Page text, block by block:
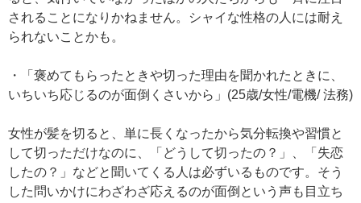
されることになりかねません。シャイな性格の人には耐え
られないことかも。
・「褒めてもらったときや切った理由を聞かれたときに、
いちいち応じるのが面倒くさいから」(25歳/女性/電機/ 法務)
女性が髪を切ると、単に長くなったから気分転換や習慣と
して切っただけなのに、「どうして切ったの？」、「失恋
したの？」などと聞いてくる人は必ずいるものです。そう
した問いかけにわざわざ応えるのが面倒という声も目立ち